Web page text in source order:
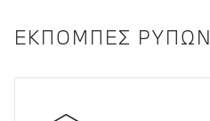
ΕΚΠΟΜΠΈΣ ΡΎΠΩΝ